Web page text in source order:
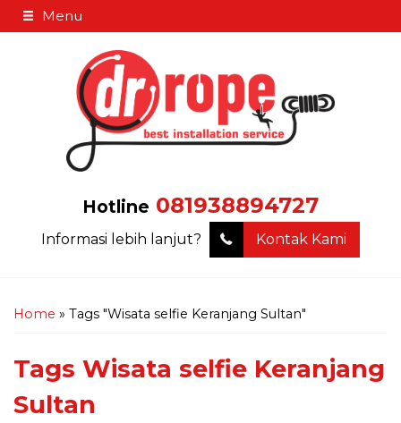
Menu
Hotline 081938894727
Informasi lebih lanjut? Kontak Kami
Home » Tags "Wisata selfie Keranjang Sultan"
Tags Wisata selfie Keranjang
Sultan